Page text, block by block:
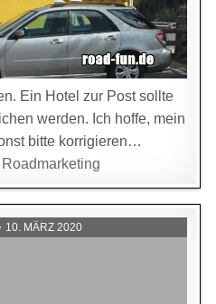
Ein Hotel zur Post sollte
werden. Ich hoffe, mein
bitte korrigieren…
Roadmarketing
10. MÄRZ 2020